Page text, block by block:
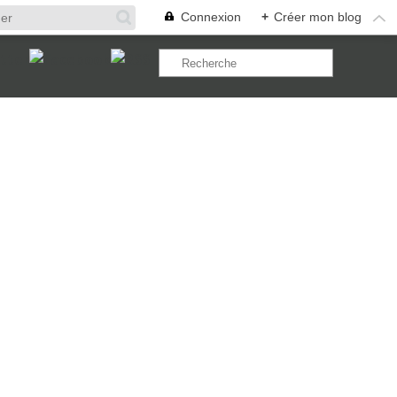
Connexion + Créer mon blog